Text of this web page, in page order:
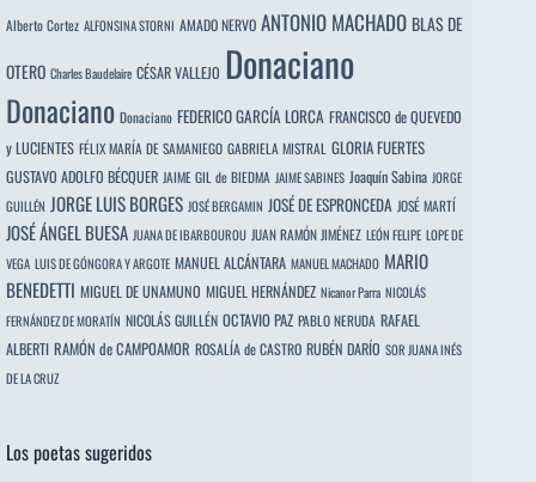
Alberto Cortez ALFONSINA STORNI AMADO NERVO ANTONIO MACHADO BLAS DE
OTERO Charles Baudelaire CÉSAR VALLEJO Donaciano
Donaciano Donaciano FEDERICO GARCÍA LORCA FRANCISCO de QUEVEDO
y LUCIENTES FÉLIX MARÍA DE SAMANIEGO GABRIELA MISTRAL GLORIA FUERTES
GUSTAVO ADOLFO BÉCQUER JAIME GIL de BIEDMA JAIME SABINES Joaquín Sabina JORGE
GUILLÉN JORGE LUIS BORGES JOSÉ BERGAMIN JOSÉ DE ESPRONCEDA JOSÉ MARTÍ
JOSÉ ÁNGEL BUESA JUANA DE IBARBOUROU JUAN RAMÓN JIMÉNEZ LEÓN FELIPE LOPE DE
VEGA LUIS DE GÓNGORA Y ARGOTE MANUEL ALCÁNTARA MANUEL MACHADO MARIO
BENEDETTI MIGUEL DE UNAMUNO MIGUEL HERNÁNDEZ Nicanor Parra NICOLÁS
FERNÁNDEZ DE MORATÍN NICOLÁS GUILLÉN OCTAVIO PAZ PABLO NERUDA RAFAEL
ALBERTI RAMÓN de CAMPOAMOR ROSALÍA de CASTRO RUBÉN DARÍO SOR JUANA INÉS
DE LA CRUZ
Los poetas sugeridos